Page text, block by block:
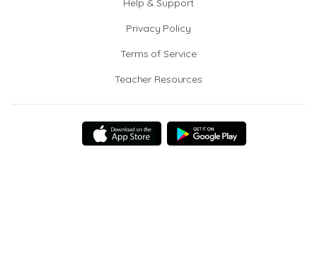
Help & Support
Privacy Policy
Terms of Service
Teacher Resources